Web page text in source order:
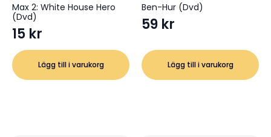
Max 2: White House Hero
(Dvd)
15 kr
Lägg till i varukorg
Ben-Hur (Dvd)
59 kr
Lägg till i varukorg